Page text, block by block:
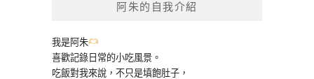
阿朱的自我介紹
我是阿朱
喜歡記錄日常的小吃風景。
吃飯對我來說，不只是填飽肚子，